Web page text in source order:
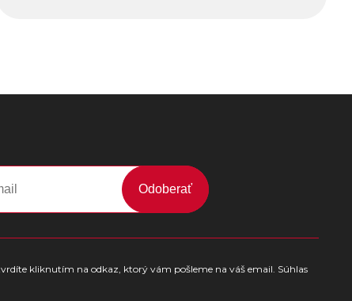
Odoberať
kliknutím na odkaz, ktorý vám pošleme na váš email. Súhlas